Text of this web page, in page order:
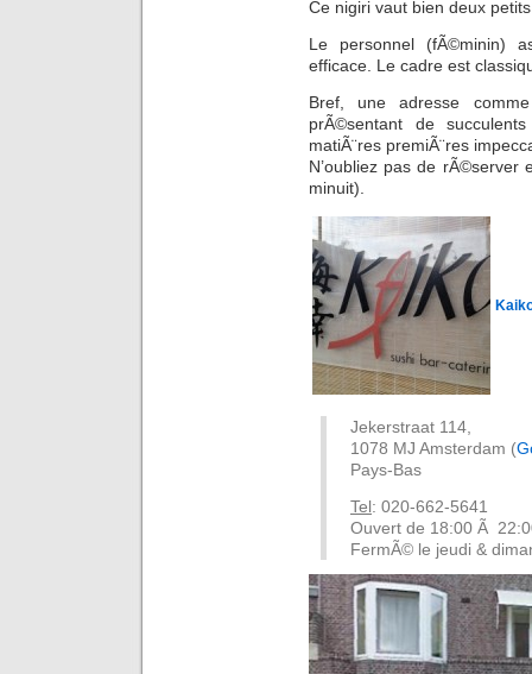
Ce nigiri vaut bien deux
Le personnel (fÃ©minin)
efficace. Le cadre est
Bref, une adresse
prÃ©sentant de
matiÃ¨res premiÃ¨res
N’oubliez pas de rÃ©server
minuit).
Jekerstraat 114,
1078 MJ Amsterdam (
Pays-Bas
Tel: 020-662-5641
Ouvert de 18:00 Ã
FermÃ© le jeudi &